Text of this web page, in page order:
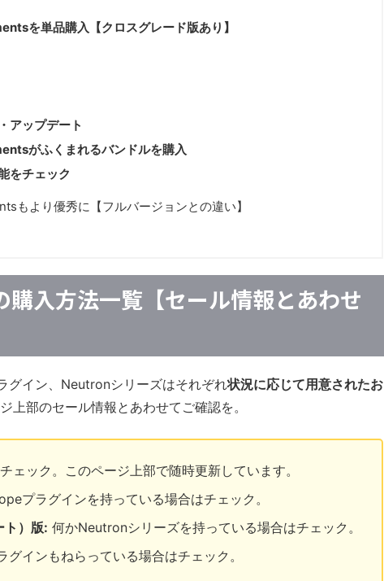
を単品購入【クロスグレード版あり】
アップデート
がふくまれるバンドルを購入
をチェック
もより優秀に【フルバージョンとの違い】
入方法一覧【セール情報とあわせ
グイン、Neutronシリーズはそれぞれ状況に応じて用意されたお
上部のセール情報とあわせてご確認を。
ェック。このページ上部で随時更新しています。
プラグインを持っている場合はチェック。
ト）版: 何かNeutronシリーズを持っている場合はチェック。
インもねらっている場合はチェック。